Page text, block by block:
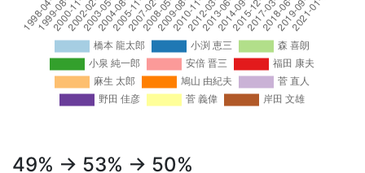
49% → 53% → 50%